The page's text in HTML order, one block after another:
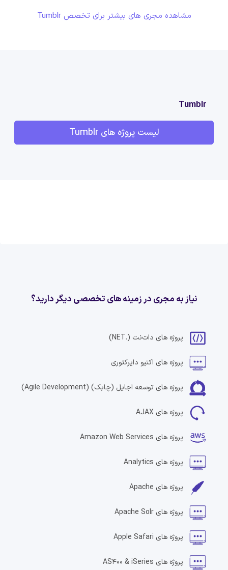
مشاهده مجری های بیشتر برای تخصص Tumblr
Tumblr
لیست پروژه های Tumblr
نیاز به مجری در زمینه های تخصصی دیگر دارید؟
پروژه های دات‌نت (.NET)
پروژه های اکتیو دایرکتوری
پروژه های توسعه اجایل (چابک) (Agile Development)
پروژه های AJAX
پروژه های Amazon Web Services
پروژه های Analytics
پروژه های Apache
پروژه های Apache Solr
پروژه های Apple Safari
پروژه های AS400 & iSeries